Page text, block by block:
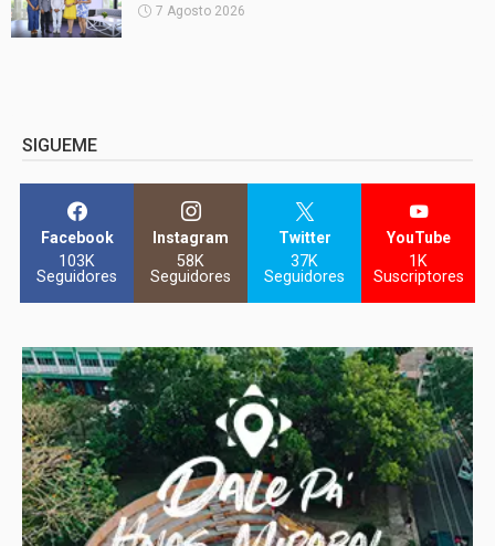
7 Agosto 2026
SIGUEME
Facebook
103K
Seguidores
Instagram
58K
Seguidores
Twitter
37K
Seguidores
YouTube
1K
Suscriptores